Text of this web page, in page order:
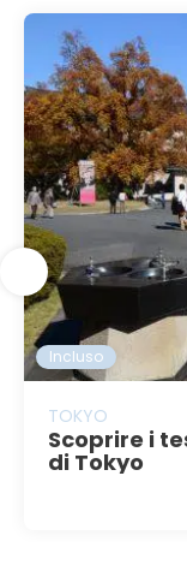
Incluso
TOKYO
Scoprire i
di Tokyo